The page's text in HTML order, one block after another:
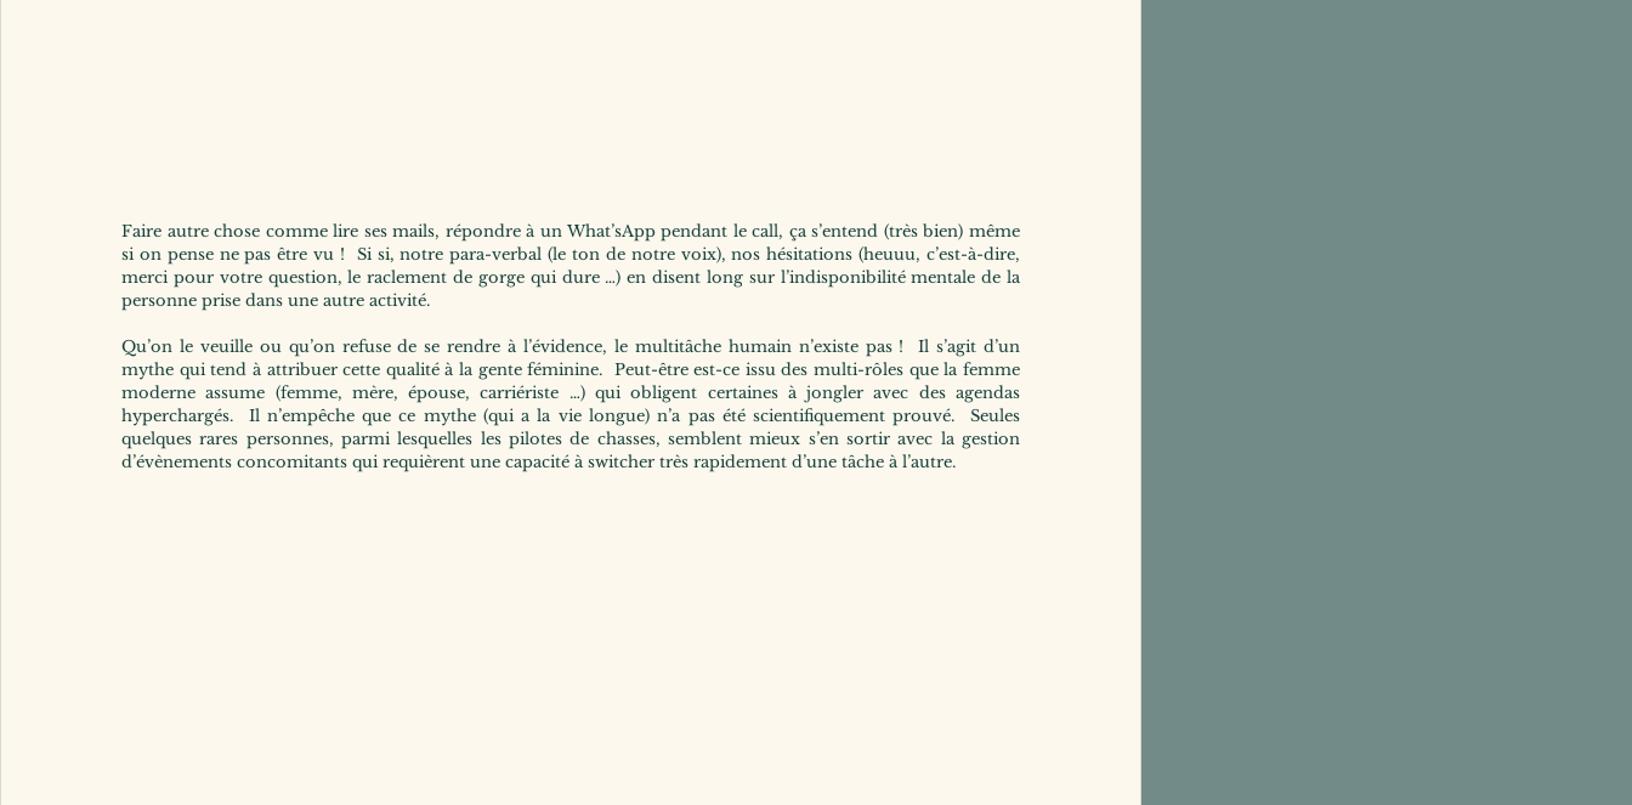
Faire autre chose comme lire ses mails, répondre à un What’sApp pendant le call, ça s’entend (très bien) même
si on pense ne pas être vu !  Si si, notre para-verbal (le ton de notre voix), nos hésitations (heuuu, c’est-à-dire,
merci pour votre question, le raclement de gorge qui dure …) en disent long sur l’indisponibilité mentale de la
personne prise dans une autre activité.
Qu’on le veuille ou qu’on refuse de se rendre à l’évidence, le multitâche humain n’existe pas !  Il s’agit d’un
mythe qui tend à attribuer cette qualité à la gente féminine.  Peut-être est-ce issu des multi-rôles que la femme
moderne assume (femme, mère, épouse, carriériste …) qui obligent certaines à jongler avec des agendas
hyperchargés.  Il n’empêche que ce mythe (qui a la vie longue) n’a pas été scientifiquement prouvé.  Seules
quelques rares personnes, parmi lesquelles les pilotes de chasses, semblent mieux s’en sortir avec la gestion
d’évènements concomitants qui requièrent une capacité à switcher très rapidement d’une tâche à l’autre.